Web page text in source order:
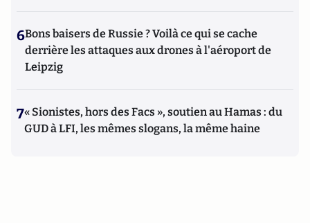
6Bons baisers de Russie ? Voilà ce qui se cache
derrière les attaques aux drones à l'aéroport de
Leipzig
7« Sionistes, hors des Facs », soutien au Hamas : du
GUD à LFI, les mêmes slogans, la même haine